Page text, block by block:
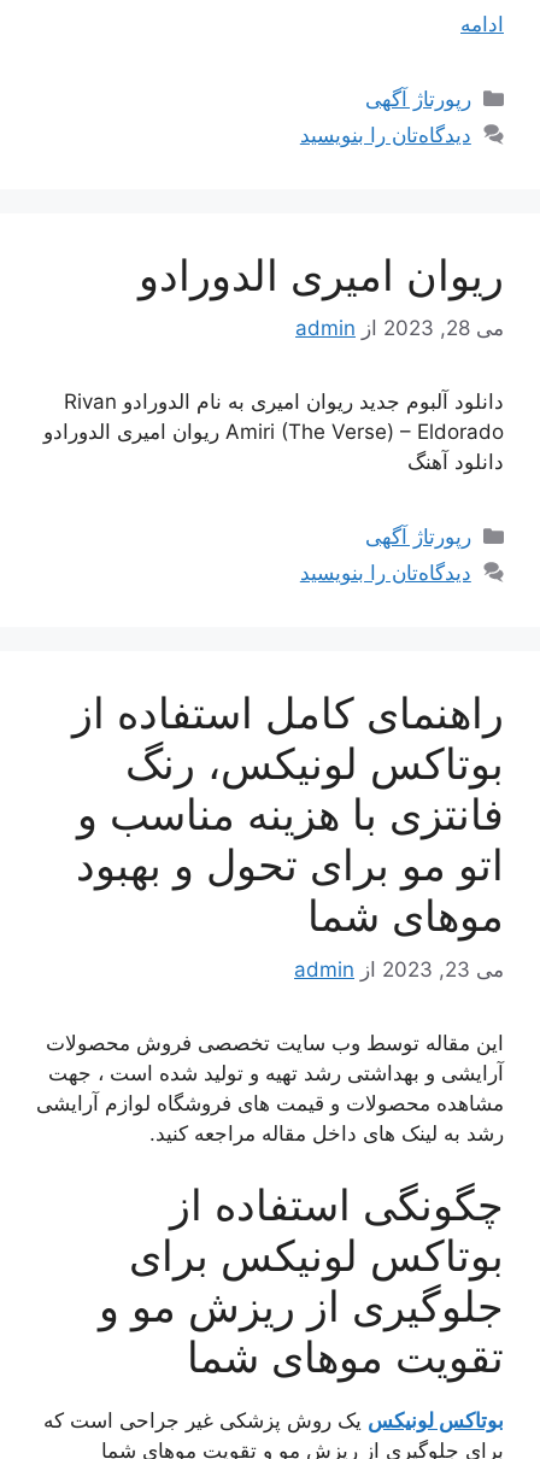
ادامه
دسته‌ها
رپورتاژ آگهی
دیدگاه‌تان را بنویسید
ریوان امیری الدورادو
می 28, 2023 از admin
دانلود آلبوم جدید ریوان امیری به نام الدورادو Rivan
Amiri (The Verse) – Eldorado ریوان امیری الدورادو
دانلود آهنگ
دسته‌ها
رپورتاژ آگهی
دیدگاه‌تان را بنویسید
راهنمای کامل استفاده از
بوتاکس لونیکس، رنگ
فانتزی با هزینه مناسب و
اتو مو برای تحول و بهبود
موهای شما
می 23, 2023 از admin
این مقاله توسط وب سایت تخصصی فروش محصولات
آرایشی و بهداشتی رشد تهیه و تولید شده است ، جهت
مشاهده محصولات و قیمت های فروشگاه لوازم آرایشی
رشد به لینک های داخل مقاله مراجعه کنید.
چگونگی استفاده از
بوتاکس لونیکس برای
جلوگیری از ریزش مو و
تقویت موهای شما
بوتاکس لونیکس یک روش پزشکی غیر جراحی است که
برای جلوگیری از ریزش مو و تقویت موهای شما